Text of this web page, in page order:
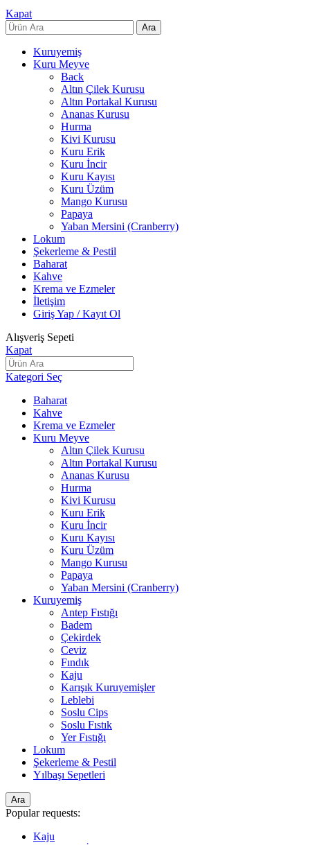
Kapat
Ara
Kuruyemiş
Kuru Meyve
Back
Altın Çilek Kurusu
Altın Portakal Kurusu
Ananas Kurusu
Hurma
Kivi Kurusu
Kuru Erik
Kuru İncir
Kuru Kayısı
Kuru Üzüm
Mango Kurusu
Papaya
Yaban Mersini (Cranberry)
Lokum
Şekerleme & Pestil
Baharat
Kahve
Krema ve Ezmeler
İletişim
Giriş Yap / Kayıt Ol
Alışveriş Sepeti
Kapat
Kategori Seç
Baharat
Kahve
Krema ve Ezmeler
Kuru Meyve
Altın Çilek Kurusu
Altın Portakal Kurusu
Ananas Kurusu
Hurma
Kivi Kurusu
Kuru Erik
Kuru İncir
Kuru Kayısı
Kuru Üzüm
Mango Kurusu
Papaya
Yaban Mersini (Cranberry)
Kuruyemiş
Antep Fıstığı
Badem
Çekirdek
Ceviz
Fındık
Kaju
Karışık Kuruyemişler
Leblebi
Soslu Cips
Soslu Fıstık
Yer Fıstığı
Lokum
Şekerleme & Pestil
Yılbaşı Sepetleri
Ara
Popular requests:
Kaju